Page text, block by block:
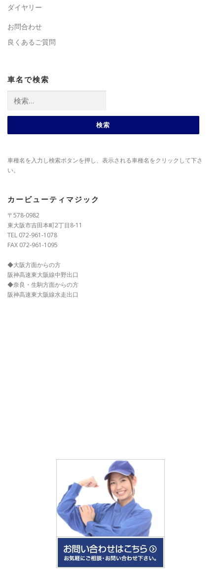
ダイヤリー
お問合わせ
良くあるご質問
車名で検索
索:
車種名を入力し検索ボタンを押し、表示される車種名をクリックして下さ
い。
カービューティマジック
〒578-0982
東大阪市吉田本町2丁目8-11
TEL 072-961-1078
FAX 072-961-1095
◆大阪方面からの方
阪神高速東大阪線中野出口
◆奈良・生駒方面からの方
阪神高速東大阪線水走出口